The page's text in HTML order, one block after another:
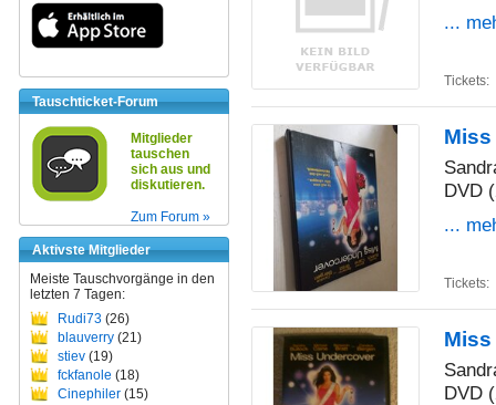
Tauschticket-Forum
Mitglieder
tauschen
sich aus und
diskutieren.
Zum Forum »
Aktivste Mitglieder
Meiste Tauschvorgänge in den
letzten 7 Tagen:
Rudi73 (26)
blauverry (21)
stiev (19)
fckfanole (18)
Cinephiler (15)
...
Tickets:
DVD
...
Tickets:
DVD